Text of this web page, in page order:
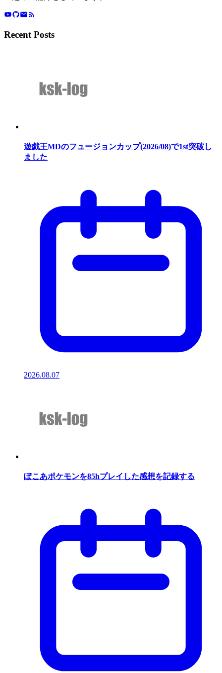
Recent Posts
遊戯王MDのフュージョンカップ(2026/08)で1st突破し
ました
2026.08.07
ぽこあポケモンを85hプレイした感想を記録する